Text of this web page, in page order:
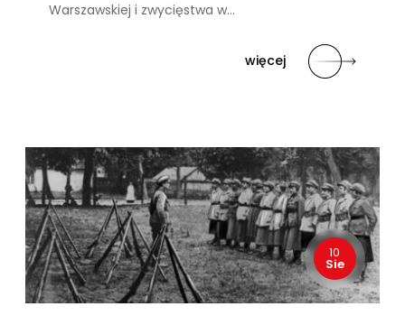
Warszawskiej i zwycięstwa w…
więcej
10
Sie